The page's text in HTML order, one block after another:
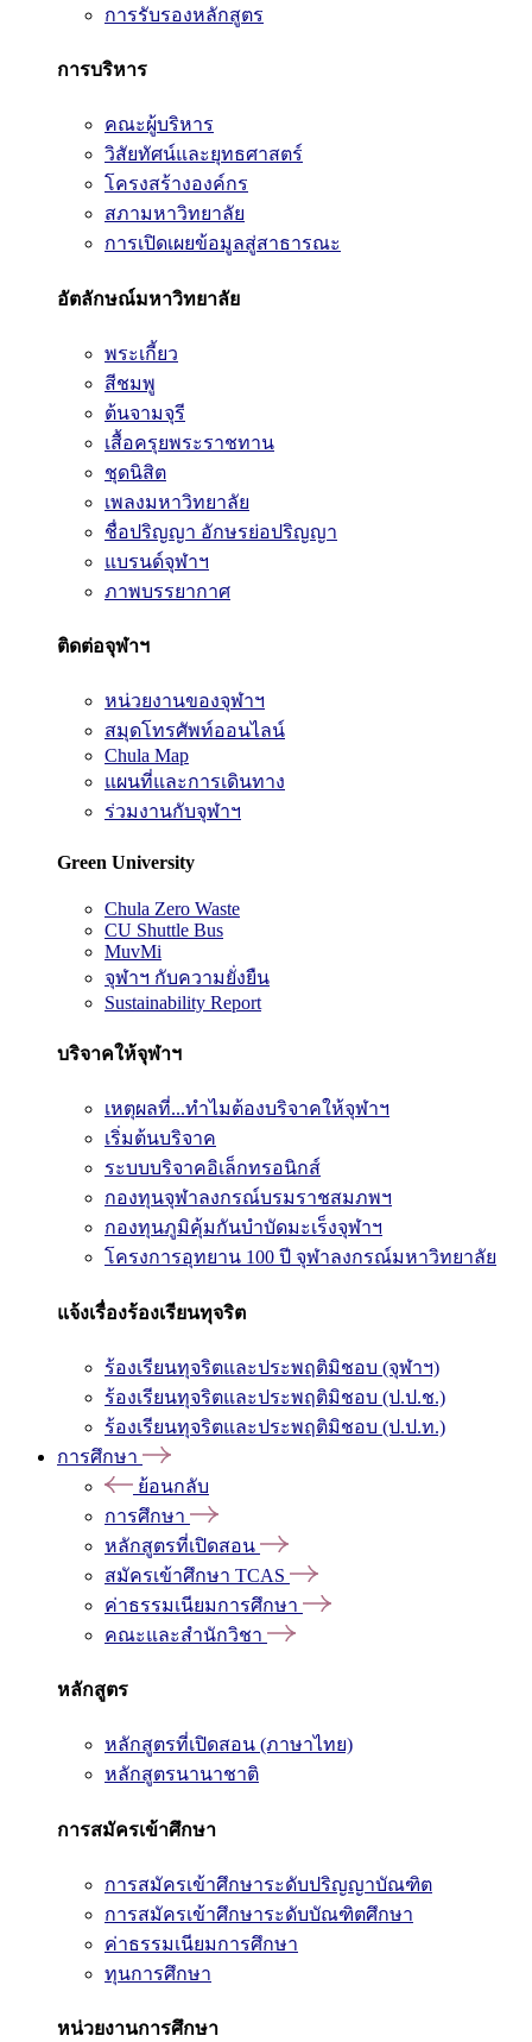
การรับรองหลักสูตร
การบริหาร
คณะผู้บริหาร
วิสัยทัศน์และยุทธศาสตร์
โครงสร้างองค์กร
สภามหาวิทยาลัย
การเปิดเผยข้อมูลสู่สาธารณะ
อัตลักษณ์มหาวิทยาลัย
พระเกี้ยว
สีชมพู
ต้นจามจุรี
เสื้อครุยพระราชทาน
ชุดนิสิต
เพลงมหาวิทยาลัย
ชื่อปริญญา อักษรย่อปริญญา
แบรนด์จุฬาฯ
ภาพบรรยากาศ
ติดต่อจุฬาฯ
หน่วยงานของจุฬาฯ
สมุดโทรศัพท์ออนไลน์
Chula Map
แผนที่และการเดินทาง
ร่วมงานกับจุฬาฯ
Green University
Chula Zero Waste
CU Shuttle Bus
MuvMi
จุฬาฯ กับความยั่งยืน
Sustainability Report
บริจาคให้จุฬาฯ
เหตุผลที่...ทำไมต้องบริจาคให้จุฬาฯ
เริ่มต้นบริจาค
ระบบบริจาคอิเล็กทรอนิกส์
กองทุนจุฬาลงกรณ์บรมราชสมภพฯ
กองทุนภูมิคุ้มกันบำบัดมะเร็งจุฬาฯ
โครงการอุทยาน 100 ปี จุฬาลงกรณ์มหาวิทยาลัย
แจ้งเรื่องร้องเรียนทุจริต
ร้องเรียนทุจริตและประพฤติมิชอบ (จุฬาฯ)
ร้องเรียนทุจริตและประพฤติมิชอบ (ป.ป.ช.)
ร้องเรียนทุจริตและประพฤติมิชอบ (ป.ป.ท.)
การศึกษา
ย้อนกลับ
การศึกษา
หลักสูตรที่เปิดสอน
สมัครเข้าศึกษา TCAS
ค่าธรรมเนียมการศึกษา
คณะและสำนักวิชา
หลักสูตร
หลักสูตรที่เปิดสอน (ภาษาไทย)
หลักสูตรนานาชาติ
การสมัครเข้าศึกษา
การสมัครเข้าศึกษาระดับปริญญาบัณฑิต
การสมัครเข้าศึกษาระดับบัณฑิตศึกษา
ค่าธรรมเนียมการศึกษา
ทุนการศึกษา
หน่วยงานการศึกษา